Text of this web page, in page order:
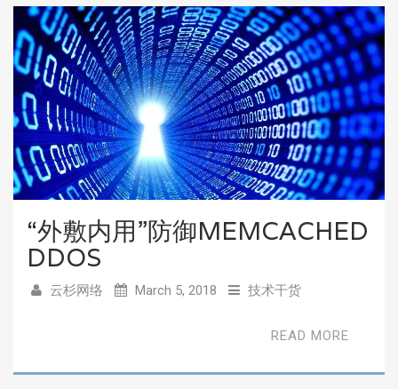
“外敷内用”防御MEMCACHED
DDOS
云杉网络 March 5, 2018 技术干货
READ MORE